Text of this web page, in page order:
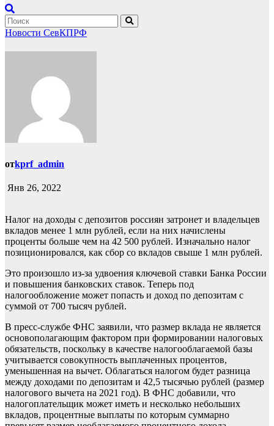
Новости СевКПРФ
отkprf_admin
Янв 26, 2022
Налог на доходы с депозитов россиян затронет и владельцев
вкладов менее 1 млн рублей, если на них начислены
проценты больше чем на 42 500 рублей. Изначально налог
позиционировался, как сбор со вкладов свыше 1 млн рублей.
Это произошло из-за удвоения ключевой ставки Банка России
и повышения банковских ставок. Теперь под
налогообложение может попасть и доход по депозитам с
суммой от 700 тысяч рублей.
В пресс-службе ФНС заявили, что размер вклада не является
основополагающим фактором при формировании налоговых
обязательств, поскольку в качестве налогооблагаемой базы
учитывается совокупность выплаченных процентов,
уменьшенная на вычет. Облагаться налогом будет разница
между доходами по депозитам и 42,5 тысячью рублей (размер
налогового вычета на 2021 год). В ФНС добавили, что
налогоплательщик может иметь и несколько небольших
вкладов, процентные выплаты по которым суммарно